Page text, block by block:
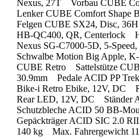
Nexus, 27T Vorbau CUBE
Lenker CUBE Comfort
Felgen CUBE SX24, Disc,
HB-QC400, QR, Centerlock
Nexus SG-C7000-5D, 5-
Schwalbe Motion Big Apple,
CUBE Retro Sattelstütze
30.9mm Pedale ACID PP
Bike-i Retro Ebike, 12V, DC
Rear LED, 12V, DC Ständer
Schutzbleche ACID 50 BB-
Gepäckträger ACID SIC 2.0
140 kg Max. Fahrergewicht